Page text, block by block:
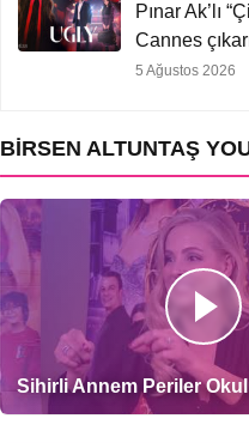
Pınar Ak’lı
Cannes
5 Ağustos 2026
BIRSEN ALTUNTAŞ
Sihirli Annem Periler